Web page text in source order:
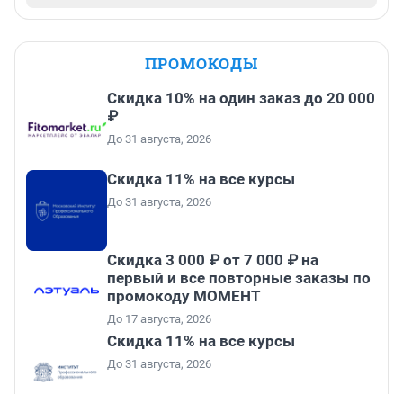
ПРОМОКОДЫ
Скидка 10% на один заказ до 20 000
₽
До 31 августа, 2026
Скидка 11% на все курсы
До 31 августа, 2026
Скидка 3 000 ₽ от 7 000 ₽ на
первый и все повторные заказы по
промокоду МОМЕНТ
До 17 августа, 2026
Скидка 11% на все курсы
До 31 августа, 2026